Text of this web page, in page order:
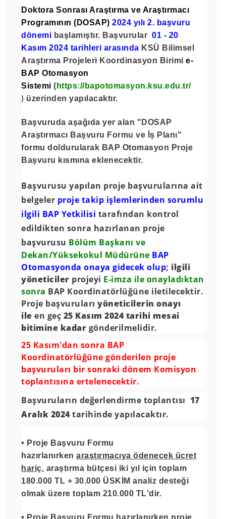
Doktora Sonrası Araştırma ve Araştırmacı
Programının (DOSAP) 2024 yılı 2. başvuru
dönemi başlamıştır. Başvurular 01 - 20
Kasım 2024 tarihleri arasında KSÜ Bilimsel
Araştırma Projeleri Koordinasyon Birimi e-
BAP Otomasyon
Sistemi ( https://bapotomasyon.ksu.edu.tr/
) üzerinden yapılacaktır.
Başvuruda aşağıda yer alan " DOSAP
Araştırmacı Başvuru Formu ve İş Planı"
formu doldurularak BAP Otomasyon Proje
Başvuru kısmına eklenecektir.
Başvurusu yapılan proje başvurularına ait
belgeler proje takip işlemlerinden sorumlu
ilgili BAP Yetkilisi tarafından kontrol
edildikten sonra hazırlanan proje
başvurusu Bölüm Başkanı ve
Dekan/Yüksekokul Müdürüne BAP
Otomasyonda onaya gidecek olup; ilgili
yöneticiler projeyi E-imza ile onayladıktan
sonra BAP Koordinatörlüğüne iletilecektir.
Proje başvuruları yöneticilerin onayı
ile en geç 25 Kasım 2024 tarihi mesai
bitimine kadar gönderilmelidir.
25 Kasım'dan sonra BAP
Koordinatörlüğüne gönderilen proje
başvuruları bir sonraki dönem Komisyon
toplantısına ertelenecektir.
Başvuruların değerlendirme toplantısı 17
Aralık 2024tarihinde yapılacaktır.
• Proje Başvuru Formu
hazırlanırken araştırmacıya ödenecek ücret
hariç, araştırma bütçesi iki yıl için toplam
180.000 TL + 30.000 ÜSKİM analiz desteği
olmak üzere toplam 210.000 TL'dir.
• Proje Başvuru Formu hazırlanırken proje